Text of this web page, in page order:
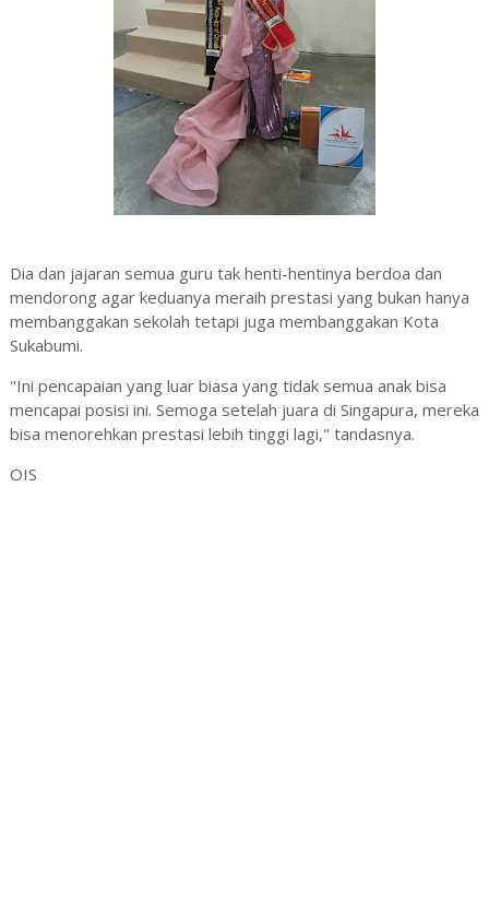
Dia dan jajaran semua guru tak henti-hentinya berdoa dan
mendorong agar keduanya meraih prestasi yang bukan hanya
membanggakan sekolah tetapi juga membanggakan Kota
Sukabumi.
"Ini pencapaian yang luar biasa yang tidak semua anak bisa
mencapai posisi ini. Semoga setelah juara di Singapura, mereka
bisa menorehkan prestasi lebih tinggi lagi," tandasnya.
OIS